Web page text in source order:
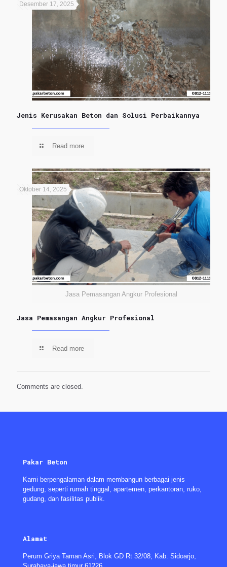
Desember 17, 2025
Jenis Kerusakan Beton dan Solusi Perbaikannya
Read more
Jasa Pemasangan Angkur Profesional
Oktober 14, 2025
Jasa Pemasangan Angkur Profesional
Read more
Comments are closed.
Pakar Beton
Kami berpengalaman dalam membangun berbagai jenis
gedung, seperti rumah tinggal, apartemen, perkantoran, ruko,
gudang, dan fasilitas publik.
Alamat
Perum Griya Taman Asri, Blok GD Rt 32/08, Kab. Sidoarjo,